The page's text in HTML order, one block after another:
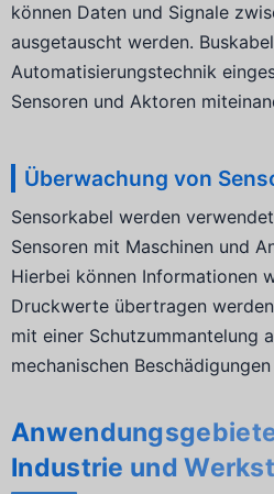
können Daten und Signale
ausgetauscht werden.
Automatisierungstechnik
Sensoren und Aktoren
Überwachung von
Sensorkabel werden
Sensoren mit Maschinen und
Hierbei können Informationen
Druckwerte übertragen
mit einer Schutzummantelung
mechanischen
Industrie und